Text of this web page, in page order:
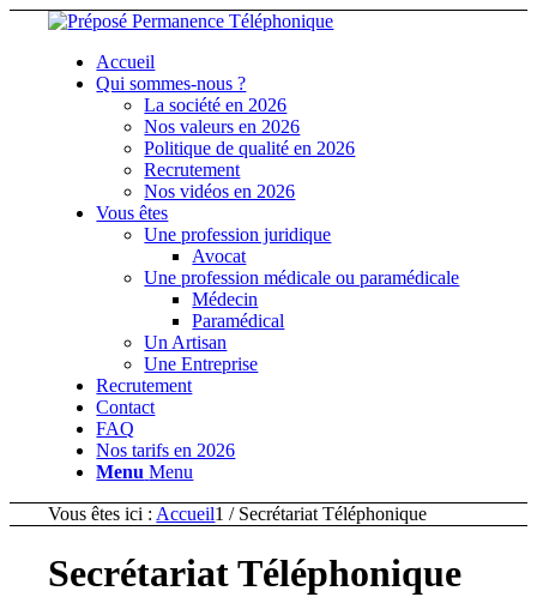
Accueil
Qui sommes-nous ?
La société en 2026
Nos valeurs en 2026
Politique de qualité en 2026
Recrutement
Nos vidéos en 2026
Vous êtes
Une profession juridique
Avocat
Une profession médicale ou paramédicale
Médecin
Paramédical
Un Artisan
Une Entreprise
Recrutement
Contact
FAQ
Nos tarifs en 2026
Menu Menu
Vous êtes ici : Accueil1 / Secrétariat Téléphonique
Secrétariat Téléphonique